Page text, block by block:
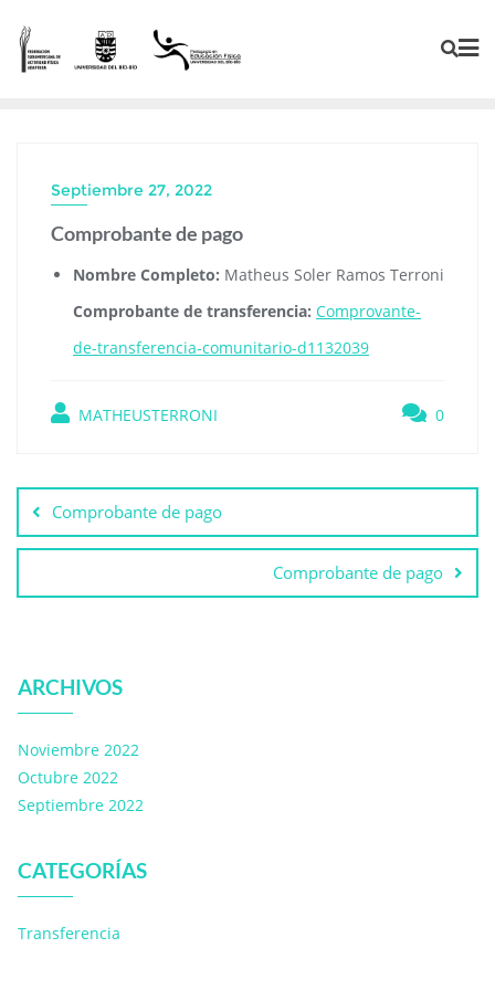
Septiembre 27, 2022
Comprobante de pago
Nombre Completo: Matheus Soler Ramos Terroni
Comprobante de transferencia: Comprovante-
de-transferencia-comunitario-d1132039
MATHEUSTERRONI 0
Comprobante de pago
Comprobante de pago
ARCHIVOS
Noviembre 2022
Octubre 2022
Septiembre 2022
CATEGORÍAS
Transferencia